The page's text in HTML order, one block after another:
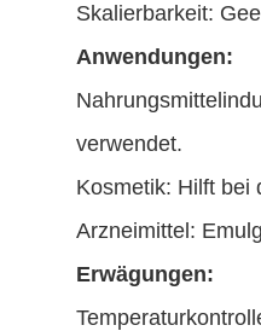
Skalierbarkeit:
Anwendungen:
verwendet.
Kosmetik: Hilft bei
Arzneimittel:
Erwägungen: